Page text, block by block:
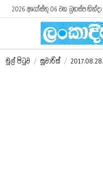
2026 අගෝස්තු 06 වන බ්‍රහස්පතින්දා
මුල් පිටුව / සුවාරිස් /